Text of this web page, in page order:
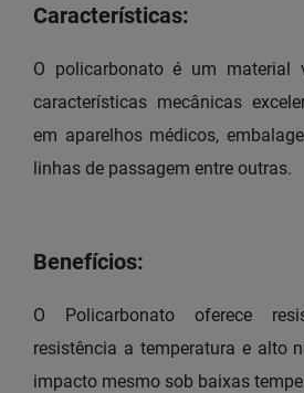
Características:
O policarbonato é um material
características mecânicas
em aparelhos médicos,
linhas de passagem entre outras.
Benefícios:
O Policarbonato oferece
resistência a temperatura e alto
impacto mesmo sob baixas